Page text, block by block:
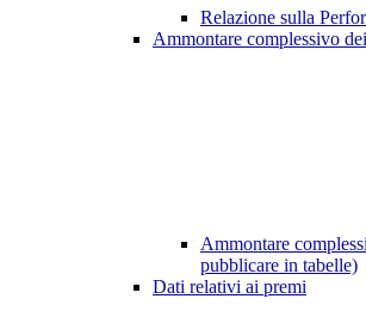
Relazione sulla
Ammontare complessivo
Ammontare
pubblicare in tabelle)
Dati relativi ai premi